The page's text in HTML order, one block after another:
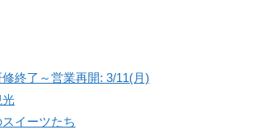
終了～営業再開: 3/11(月)
光
イーツたち